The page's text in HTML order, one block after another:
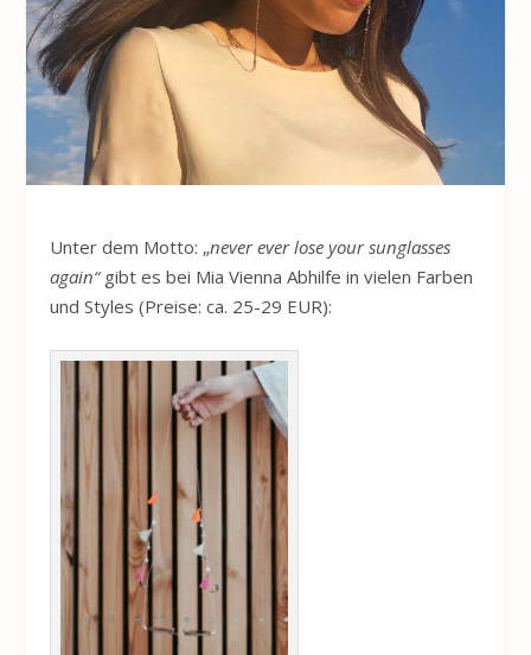
Unter dem Motto: „never ever lose your sunglasses
again“gibt es bei Mia Vienna Abhilfe in vielen Farben
und Styles (Preise: ca. 25-29 EUR):